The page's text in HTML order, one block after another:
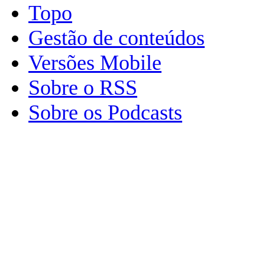
Topo
Gestão de conteúdos
Versões Mobile
Sobre o RSS
Sobre os Podcasts